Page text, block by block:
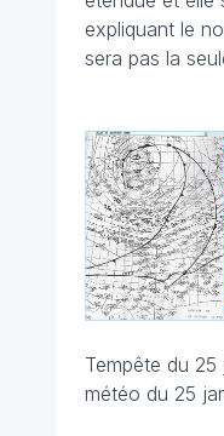
expliquant le
sera pas la
Tempête du
météo du 25